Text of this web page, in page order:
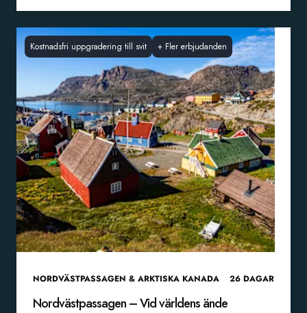
Kostnadsfri uppgradering till svit + Fler erbjudanden
NORDVÄSTPASSAGEN & ARKTISKA KANADA 26 DAGAR
Nordvästpassagen – Vid världens ände